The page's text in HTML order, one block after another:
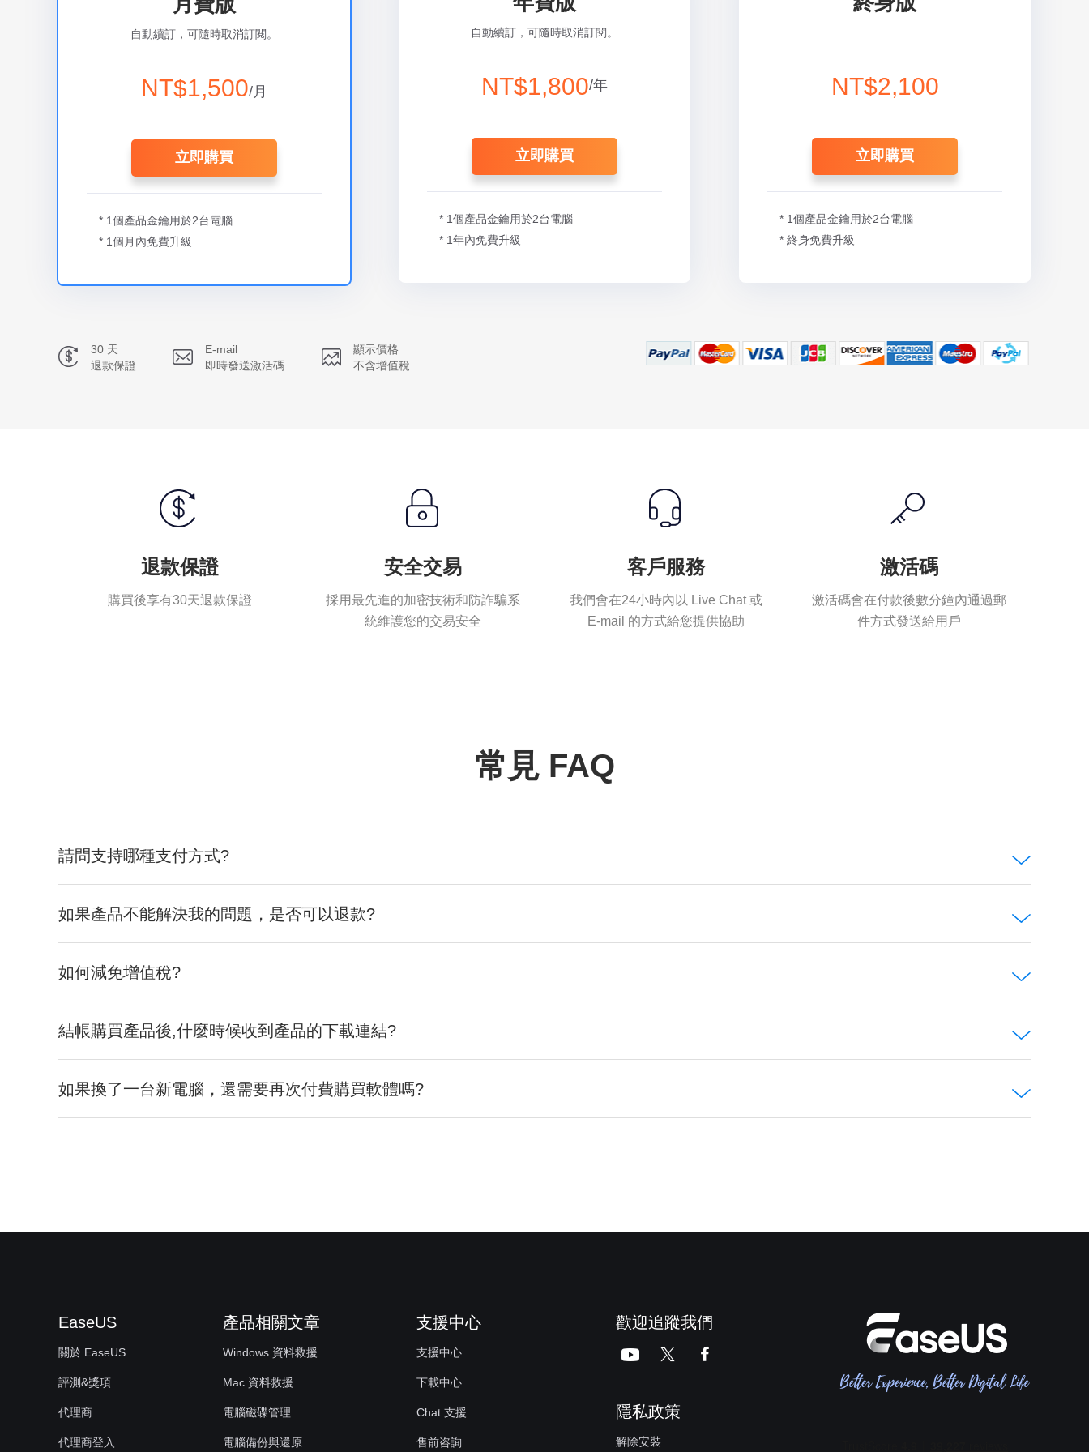
自動續訂，可隨時取消訂閱。
NT$1,500/月
立即購買
* 1個產品金鑰用於2台電腦
* 1個月內免費升級
自動續訂，可隨時取消訂閱。
NT$1,800/年
立即購買
* 1個產品金鑰用於2台電腦
* 1年內免費升級
NT$2,100
立即購買
* 1個產品金鑰用於2台電腦
* 終身免費升級
30 天
退款保證
E-mail
即時發送激活碼
顯示價格
不含增值稅
退款保證
購買後享有30天退款保證
安全交易
採用最先進的加密技術和防詐騙系
統維護您的交易安全
客戶服務
我們會在24小時內以 Live Chat 或
E-mail 的方式給您提供協助
激活碼
激活碼會在付款後數分鐘內通過郵
件方式發送給用戶
常見 FAQ
請問支持哪種支付方式?
如果產品不能解決我的問題，是否可以退款?
如何減免增值稅?
結帳購買產品後,什麼時候收到產品的下載連結?
如果換了一台新電腦，還需要再次付費購買軟體嗎?
EaseUS
關於 EaseUS
評測&獎項
代理商
代理商登入
產品相關文章
Windows 資料救援
Mac 資料救援
電腦磁碟管理
電腦備份與還原
支援中心
支援中心
下載中心
Chat 支援
售前咨詢
歡迎追蹤我們
  
隱私政策
解除安裝